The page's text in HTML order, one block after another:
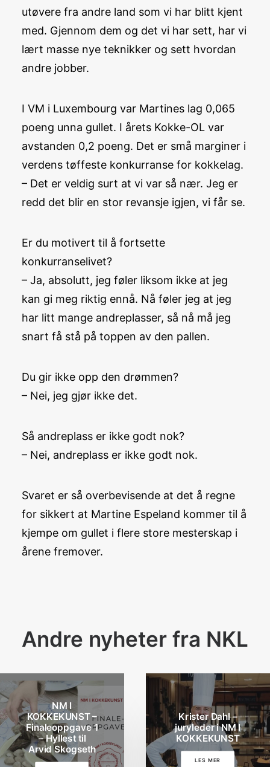
utøvere fra andre land som vi har blitt kjent
med. Gjennom dem og det vi har sett, har vi
lært masse nye teknikker og sett hvordan
andre jobber.
I VM i Luxembourg var Martines lag 0,065
poeng unna gullet. I årets Kokke-OL var
avstanden 0,2 poeng. Det er små marginer i
verdens tøffeste konkurranse for kokkelag.
– Det er veldig surt at vi var så nær. Jeg er
redd det blir en stor revansje igjen, vi får se.
Er du motivert til å fortsette
konkurranselivet?
– Ja, absolutt, jeg føler liksom ikke at jeg
kan gi meg riktig ennå. Nå føler jeg at jeg
har litt mange andreplasser, så nå må jeg
snart få stå på toppen av den pallen.
Du gir ikke opp den drømmen?
– Nei, jeg gjør ikke det.
Så andreplass er ikke godt nok?
– Nei, andreplass er ikke godt nok.
Svaret er så overbevisende at det å regne
for sikkert at Martine Espeland kommer til å
kjempe om gullet i flere store mesterskap i
årene fremover.
Andre nyheter fra NKL
NM I
KOKKEKUNST –
Finaleoppgave 1
– Hyllest til
Arvid Skogseth
Krister Dahl –
juryleder i NM I
KOKKEKUNST
LES MER